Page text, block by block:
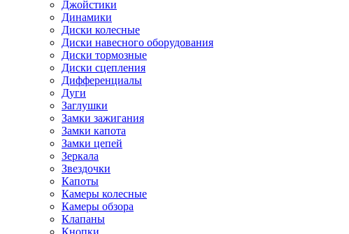
Джойстики
Динамики
Диски колесные
Диски навесного оборудования
Диски тормозные
Диски сцепления
Дифференциалы
Дуги
Заглушки
Замки зажигания
Замки капота
Замки цепей
Зеркала
Звездочки
Капоты
Камеры колесные
Камеры обзора
Клапаны
Кнопки